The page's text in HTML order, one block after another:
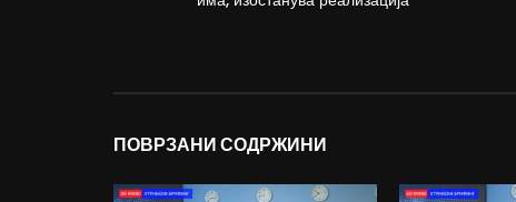
ПОВРЗАНИ СОДРЖИНИ